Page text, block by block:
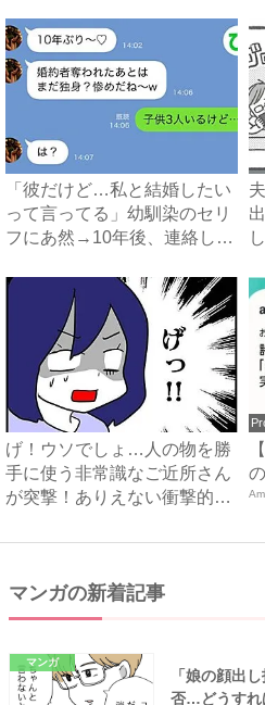
「彼だけど…私と結婚したい
って言ってる」幼馴染のセリ
フにあ然→10年後、連絡し
げ！ウソでしょ…人の物を勝
手に使う非常識なご近所さん
が突撃！ありえない衝撃的な
マンガの新着記事
マンガ
「娘の顔出
否…どうすれ